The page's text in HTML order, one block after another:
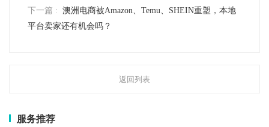
下一篇 : 澳洲电商被Amazon、Temu、SHEIN重塑，本地
平台卖家还有机会吗？
返回列表
服务推荐